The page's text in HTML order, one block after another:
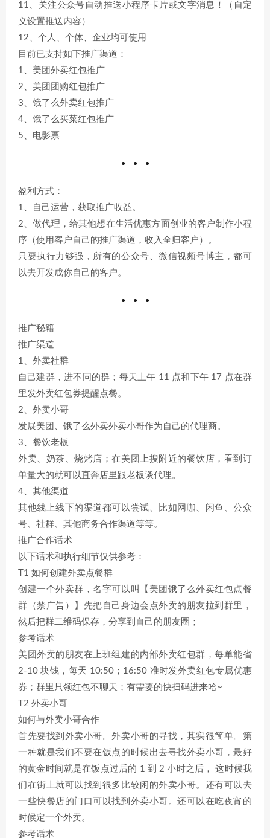
11、关注公众号自动推送小程序卡片或文字消息！（自定
义设置推送内容）
12、个人、个体、企业均可使用
目前已支持如下推广渠道：
1、美团外卖红包推广
2、美团团购红包推广
3、饿了么外卖红包推广
4、饿了么买菜红包推广
5、电影票
盈利方式：
1、自己运营，获取推广收益。
2、做代理，给其他想在生活优惠方面创业的客户制作小程
序（使用客户自己的推广渠道，收入全归客户）。
只要执行力够强，所有的公众号、微信视频号博主，都可
以去开发成你自己的客户。
推广秘籍
推广渠道
1、外卖社群
自己建群，进不同的群；每天上午 11 点和下午 17 点在群
里发外卖红包券提醒点餐。
2、外卖小哥
发展美团、饿了么外卖外卖小哥作为自己的代理商。
3、餐饮老板
外卖、奶茶、烧烤店；在美团上搜附近的餐饮店，看到订
单量大的就可以直奔店里跟老板谈代理。
4、其他渠道
其他线上线下的渠道都可以尝试、比如网咖、闲鱼、公众
号、社群、其他商务合作渠道等等。
推广合作话术
以下话术和执行细节仅供参考：
T1 如何创建外卖点餐群
创建一个外卖群，名字可以叫【美团饿了么外卖红包点餐
群（禁广告）】先把自己身边会点外卖的朋友拉到群里，
然后把群二维码保存，分享到自己的朋友圈；
参考话术
美团外卖的朋友在上班组建的内部外卖红包群，每单能省
2-10 块钱，每天 10:50；16:50 准时发外卖红包专属优惠
券；群里只领红包不聊天；有需要的快扫码进来哈~
T2 外卖小哥
如何与外卖小哥合作
首先要找到外卖小哥。外卖小哥的寻找，其实很简单。第
一种就是我们不要在饭点的时候出去寻找外卖小哥，最好
的黄金时间就是在饭点过后的 1 到 2 小时之后， 这时候我
们在街上就可以找到很多比较闲的外卖小哥。还有可以去
一些快餐店的门口可以找到外卖小哥。还可以在吃夜宵的
时候定一个外卖。
参考话术